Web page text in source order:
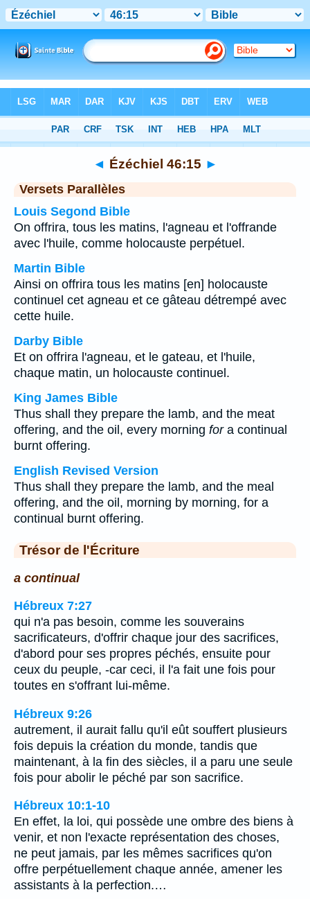
Chapitre 46> Verset 15
◄ Ézéchiel 46:15 ►
Versets Parallèles
Louis Segond Bible
On offrira, tous les matins, l'agneau et l'offrande
avec l'huile, comme holocauste perpétuel.
Martin Bible
Ainsi on offrira tous les matins [en] holocauste
continuel cet agneau et ce gâteau détrempé avec
cette huile.
Darby Bible
Et on offrira l'agneau, et le gateau, et l'huile,
chaque matin, un holocauste continuel.
King James Bible
Thus shall they prepare the lamb, and the meat
offering, and the oil, every morning fora continual
burnt offering.
English Revised Version
Thus shall they prepare the lamb, and the meal
offering, and the oil, morning by morning, for a
continual burnt offering.
Trésor de l'Écriture
a continual
Hébreux 7:27
qui n'a pas besoin, comme les souverains
sacrificateurs, d'offrir chaque jour des sacrifices,
d'abord pour ses propres péchés, ensuite pour
ceux du peuple, -car ceci, il l'a fait une fois pour
toutes en s'offrant lui-même.
Hébreux 9:26
autrement, il aurait fallu qu'il eût souffert plusieurs
fois depuis la création du monde, tandis que
maintenant, à la fin des siècles, il a paru une seule
fois pour abolir le péché par son sacrifice.
Hébreux 10:1-10
En effet, la loi, qui possède une ombre des biens à
venir, et non l'exacte représentation des choses,
ne peut jamais, par les mêmes sacrifices qu'on
offre perpétuellement chaque année, amener les
assistants à la perfection.…